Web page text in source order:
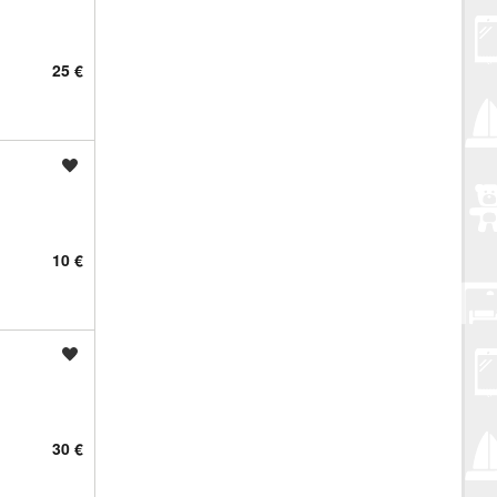
25 €
10 €
30 €